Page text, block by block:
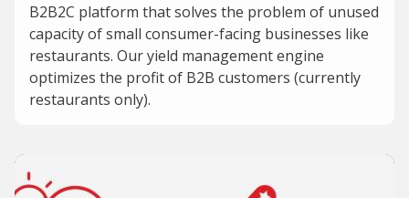
B2B2C platform that solves the problem of unused
capacity of small consumer-facing businesses like
restaurants. Our yield management engine
optimizes the profit of B2B customers (currently
restaurants only).